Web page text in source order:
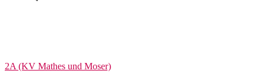
2A (KV Mathes und Moser)